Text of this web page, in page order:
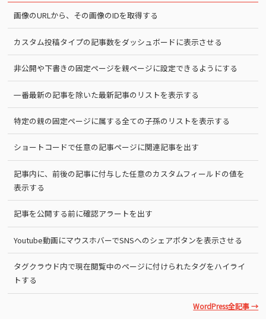
画像のURLから、その画像のIDを取得する
カスタム投稿タイプの記事数をダッシュボードに表示させる
非公開や下書きの固定ページを親ページに設定できるようにする
一番最新の記事を除いた最新記事のリストを表示する
特定の親の固定ページに属する全ての子孫のリストを表示する
ショートコードで任意の記事ページに関連記事を出す
記事内に、前後の記事に付与した任意のカスタムフィールドの値を
表示する
記事を公開する前に確認アラートを出す
Youtube動画にマウスホバーでSNSへのシェアボタンを表示させる
タグクラウド内で現在閲覧中のページに付けられたタグをハイライ
トする
WordPress全記事 →